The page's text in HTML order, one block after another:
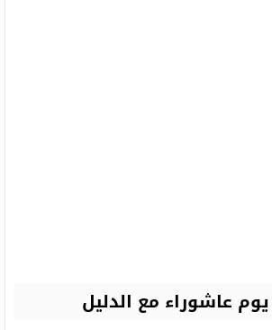
عاشوراء مع الدليل